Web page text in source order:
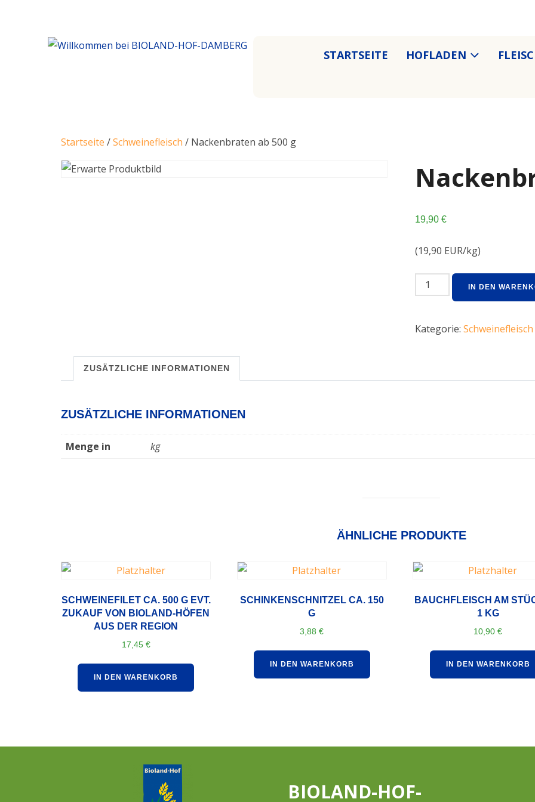
STARTSEITE HOFLADEN
Startseite /Schweinefleisch / Nackenbraten ab 500 g
19,90 €
(19,90 EUR/kg)
IN DEN
Kategorie: Schweinefleisch
ZUSÄTZLICHE INFORMATIONEN
ZUSÄTZLICHE INFORMATIONEN
Menge in kg
ÄHNLICHE PRODUKTE
SCHWEINEFILET CA. 500 G EVT.
ZUKAUF VON BIOLAND-HÖFEN
AUS DER REGION
17,45 €
IN DEN WARENKORB
SCHINKENSCHNITZEL CA. 150
G
3,88€
IN DEN WARENKORB
BAUCHFLEISCH AM
1 KG
10,90€
IN DEN WARENKORB
BIOLAND-HOF-